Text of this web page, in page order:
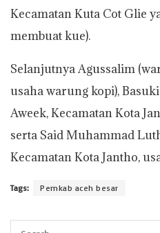
Kecamatan Kuta Cot Glie
membuat kue).
Selanjutnya Agussalim
usaha warung kopi),
Aweek, Kecamatan Kota
serta Said Muhammad
Kecamatan Kota Jantho,
Tags: Pemkab aceh besar